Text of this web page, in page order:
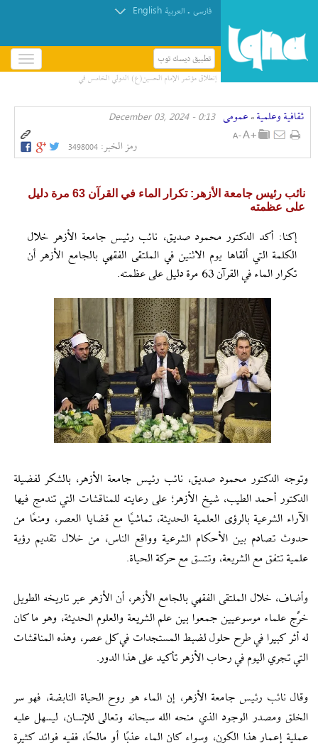
فارسی . العربیة English
تطبيق ديسك توب
باز
و
کردن
ثقافیة وعلمیة » عمومی 0:13 - December 03, 2024
رمز الخبر: 3498004
نائب رئيس جامعة الأزهر: تكرار الماء في القرآن 63 مرة دليل
على عظمته
إکنا: أكد الدكتور محمود صديق، نائب رئيس جامعة الأزهر خلال
الكلمة التي ألقاها يوم الاثنين في الملتقى الفقهي بالجامع الأزهر أن
تكرار الماء في القرآن 63 مرة دليل على عظمته.
وتوجه الدكتور محمود صديق، نائب رئيس جامعة الأزهر، بالشكر لفضيلة
الدكتور أحمد الطيب، شيخ الأزهر؛ على رعايته للمناقشات التي تندمج فيها
الآراء الشرعية بالرؤى العلمية الحديثة، تماشيًا مع قضايا العصر، ومنعًا من
حدوث تصادم بين الأحكام الشرعية وواقع الناس، من خلال تقديم رؤية
علمية تتفق مع الشريعة، وتتسق مع حركة الحياة.
وأضاف، خلال الملتقى الفقهي بالجامع الأزهر، أن الأزهر عبر تاريخه الطويل
خرَّج علماء موسوعيين جمعوا بين علم الشريعة والعلوم الحديثة، وهو ما كان
له أثر كبيرا في طرح حلول لضبط المستجدات في كل عصر، وهذه المناقشات
التي تجري اليوم في رحاب الأزهر تأكيد على هذا الدور.
وقال نائب رئيس جامعة الأزهر، إن الماء هو روح الحياة النابضة، فهو سر
الخلق ومصدر الوجود الذي منحه الله سبحانه وتعالى للإنسان، ليسهل عليه
عملية إعمار هذا الكون، وسواء كان الماء عذبًا أو مالحًا، ففيه فوائد كثيرة